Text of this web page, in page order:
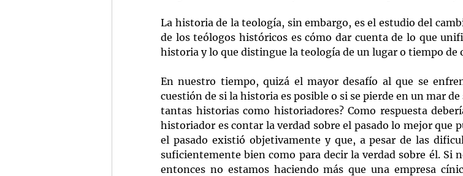
La historia de la teología, sin embargo, es el estudio del
de los teólogos históricos es cómo dar cuenta de lo que
historia y lo que distingue la teología de un lugar o tiempo de
En nuestro tiempo, quizá el mayor desafío al que se
cuestión de si la historia es posible o si se pierde en un mar
tantas historias como historiadores? Como respuesta
historiador es contar la verdad sobre el pasado lo mejor que
el pasado existió objetivamente y que, a pesar de las
suficientemente bien como para decir la verdad sobre él. Si
entonces no estamos haciendo más que una empresa